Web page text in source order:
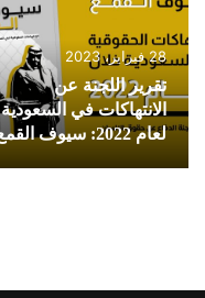
28 فبراير، 2023
تقرير اللجنة عن
الانتهاكات في السعودية
لعام 2022: سيوف القمع